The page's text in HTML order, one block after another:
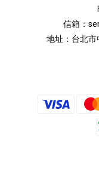
信箱：
地址： 台北